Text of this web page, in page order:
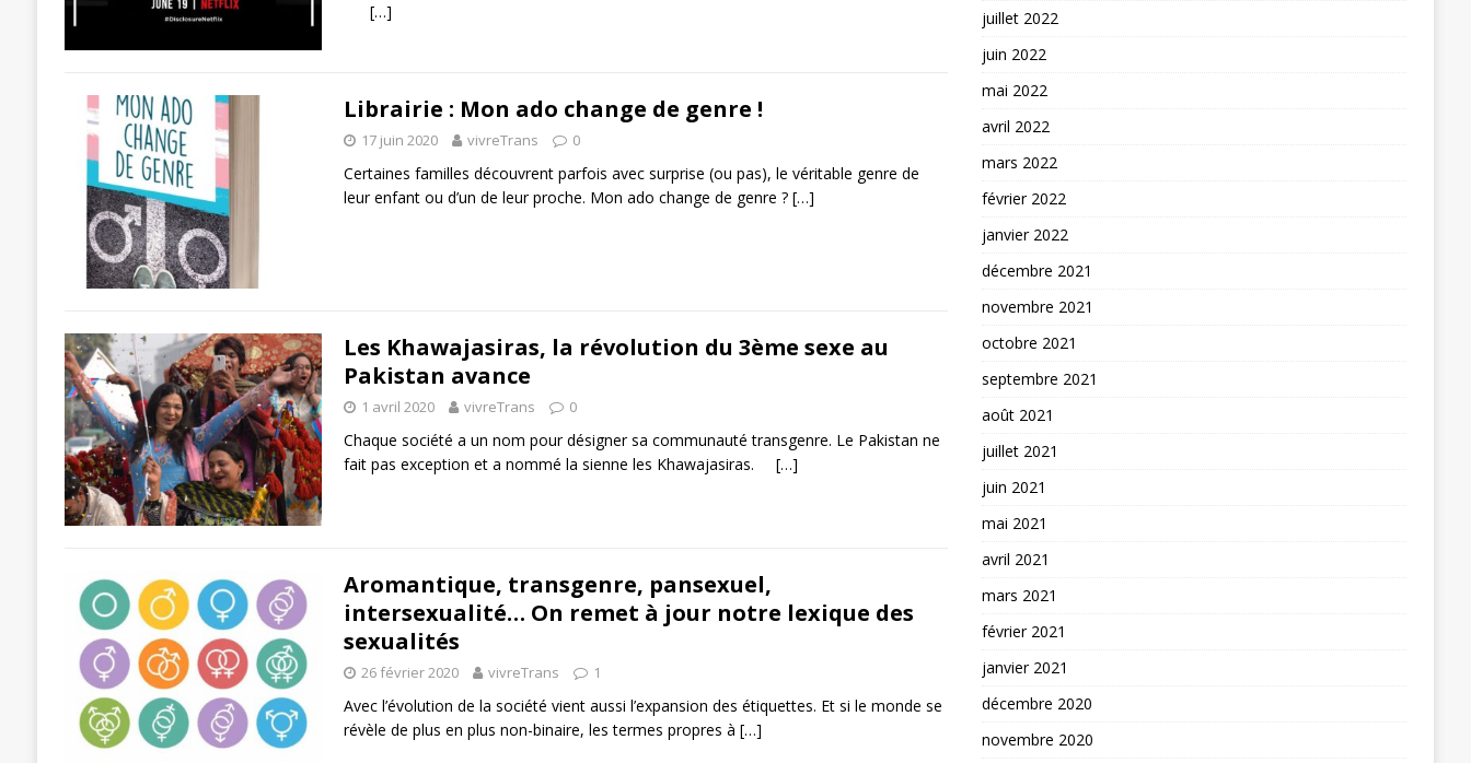
[…]
Librairie : Mon ado change de genre !
17 juin 2020 vivreTrans 0
Certaines familles découvrent parfois avec surprise (ou pas), le véritable genre de
leur enfant ou d’un de leur proche. Mon ado change de genre ? […]
Les Khawajasiras, la révolution du 3ème sexe au
Pakistan avance
1 avril 2020 vivreTrans 0
Chaque société a un nom pour désigner sa communauté transgenre. Le Pakistan ne
fait pas exception et a nommé la sienne les Khawajasiras. […]
Aromantique, transgenre, pansexuel,
intersexualité… On remet à jour notre lexique des
sexualités
26 février 2020 vivreTrans 1
Avec l’évolution de la société vient aussi l’expansion des étiquettes. Et si le monde se
révèle de plus en plus non-binaire, les termes propres à […]
juillet 2022
juin 2022
mai 2022
avril 2022
mars 2022
février 2022
janvier 2022
décembre 2021
novembre 2021
octobre 2021
septembre 2021
août 2021
juillet 2021
juin 2021
mai 2021
avril 2021
mars 2021
février 2021
janvier 2021
décembre 2020
novembre 2020